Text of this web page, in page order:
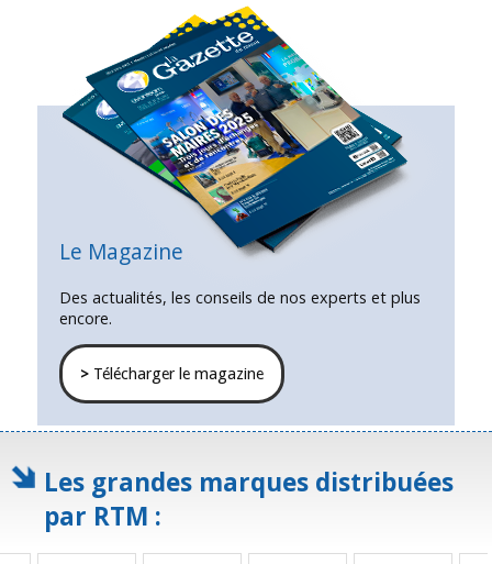
Le Magazine
Des actualités, les conseils de nos experts et plus
encore.
>Télécharger le magazine
Les grandes marques distribuées
par RTM :